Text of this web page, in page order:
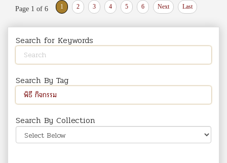
Page 1 of 6 1 2 3 4 5 6 Next Last
Search for Keywords
Search By Tag
Search By Collection